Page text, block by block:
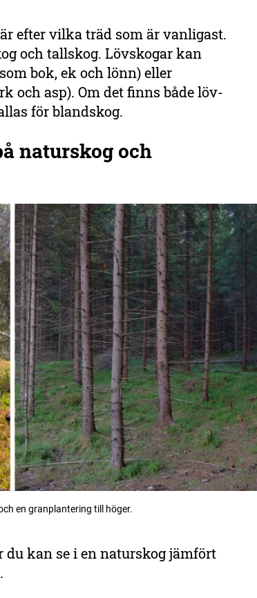
efter vilka träd som är vanligast.
och tallskog. Lövskogar kan
bok, ek och lönn) eller
och asp). Om det finns både löv-
för blandskog.
naturskog och
en granplantering till höger.
kan se i en naturskog jämfört